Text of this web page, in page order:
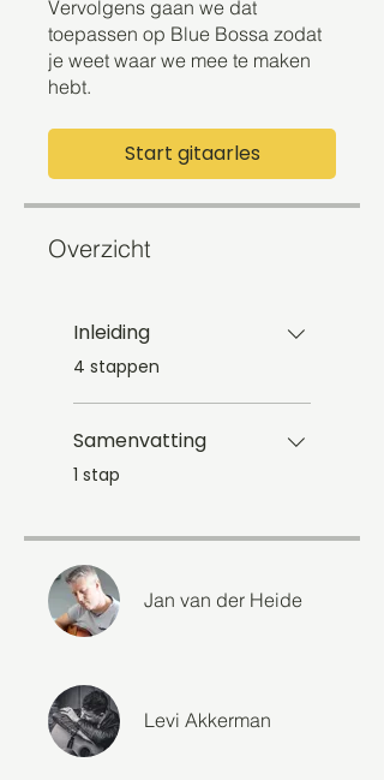
Vervolgens gaan we dat
toepassen op Blue Bossa zodat
je weet waar we mee te maken
hebt.
Start gitaarles
Overzicht
Inleiding
.4 stappen
Samenvatting
.1 stap
Jan van der Heide
Levi Akkerman